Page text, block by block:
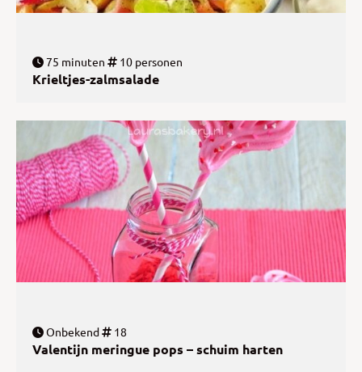
75 minuten 10 personen
Krieltjes-zalmsalade
Onbekend 18
Valentijn meringue pops – schuim harten